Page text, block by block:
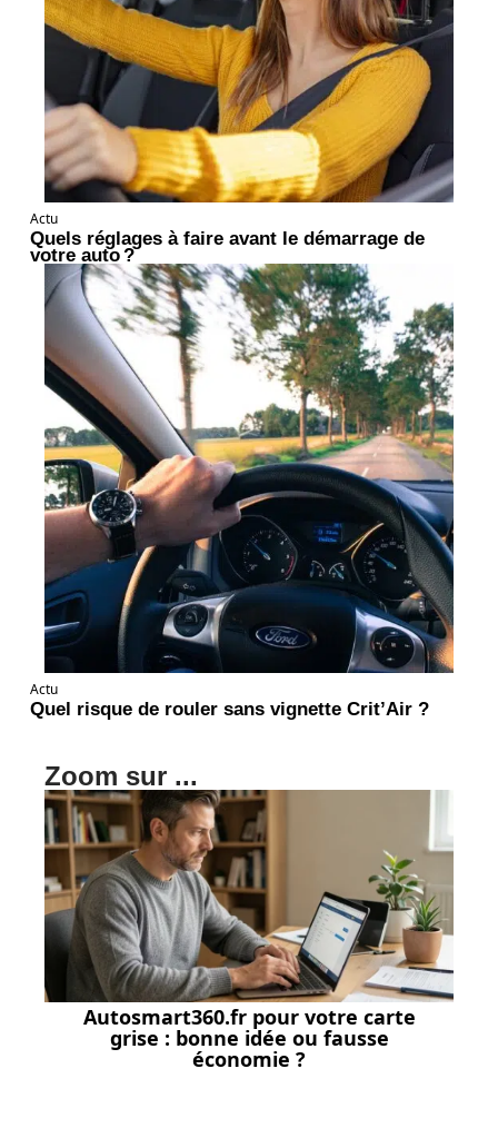
Actu
Quels réglages à faire avant le démarrage de
votre auto ?
Actu
Quel risque de rouler sans vignette Crit’Air ?
Zoom sur ...
Autosmart360.fr pour votre carte
grise : bonne idée ou fausse
économie ?